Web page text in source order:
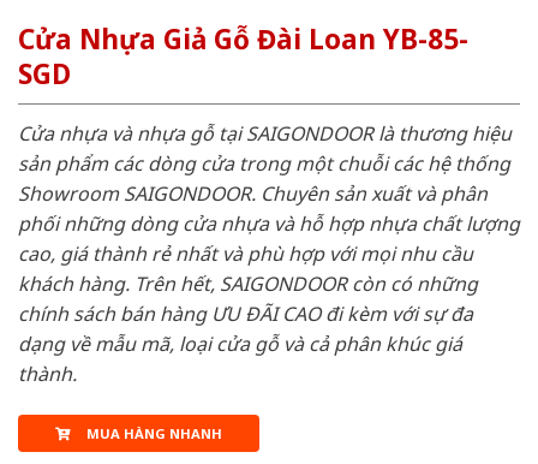
Cửa Nhựa Giả Gỗ Đài Loan YB-85-
SGD
Cửa nhựa và nhựa gỗ tại SAIGONDOOR là thương hiệu
sản phẩm các dòng cửa trong một chuỗi các hệ thống
Showroom SAIGONDOOR. Chuyên sản xuất và phân
phối những dòng cửa nhựa và hỗ hợp nhựa chất lượng
cao, giá thành rẻ nhất và phù hợp với mọi nhu cầu
khách hàng. Trên hết, SAIGONDOOR còn có những
chính sách bán hàng ƯU ĐÃI CAO đi kèm với sự đa
dạng về mẫu mã, loại cửa gỗ và cả phân khúc giá
thành.
MUA HÀNG NHANH